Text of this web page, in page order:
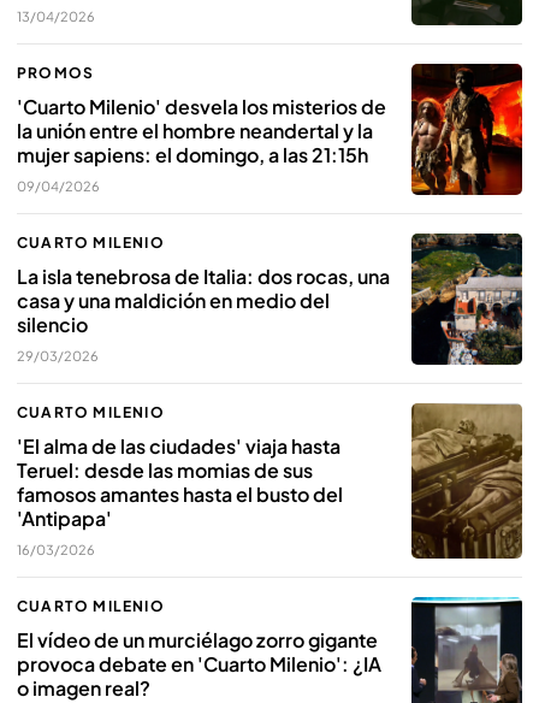
13/04/2026
PROMOS
'Cuarto Milenio' desvela los misterios de
la unión entre el hombre neandertal y la
mujer sapiens: el domingo, a las 21:15h
09/04/2026
CUARTO MILENIO
La isla tenebrosa de Italia: dos rocas, una
casa y una maldición en medio del
silencio
29/03/2026
CUARTO MILENIO
'El alma de las ciudades' viaja hasta
Teruel: desde las momias de sus
famosos amantes hasta el busto del
'Antipapa'
16/03/2026
CUARTO MILENIO
El vídeo de un murciélago zorro gigante
provoca debate en 'Cuarto Milenio': ¿IA
o imagen real?